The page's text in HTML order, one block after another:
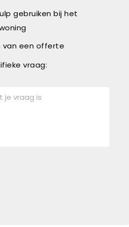
gebruiken bij het
van een offerte
vraag: